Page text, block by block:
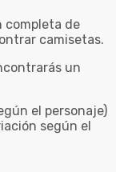
completa de
camisetas.
un
el personaje)
según el